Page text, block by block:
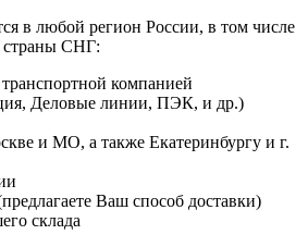
в любой регион России, в том числе
страны СНГ:
компанией
Деловые линии, ПЭК, и др.)
и МО, а также Екатеринбургу и г.
Ваш способ доставки)
склада